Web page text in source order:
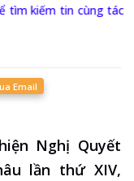
kiếm tin cùng tác
Email
Nghị Quyết
lần thứ XIV,